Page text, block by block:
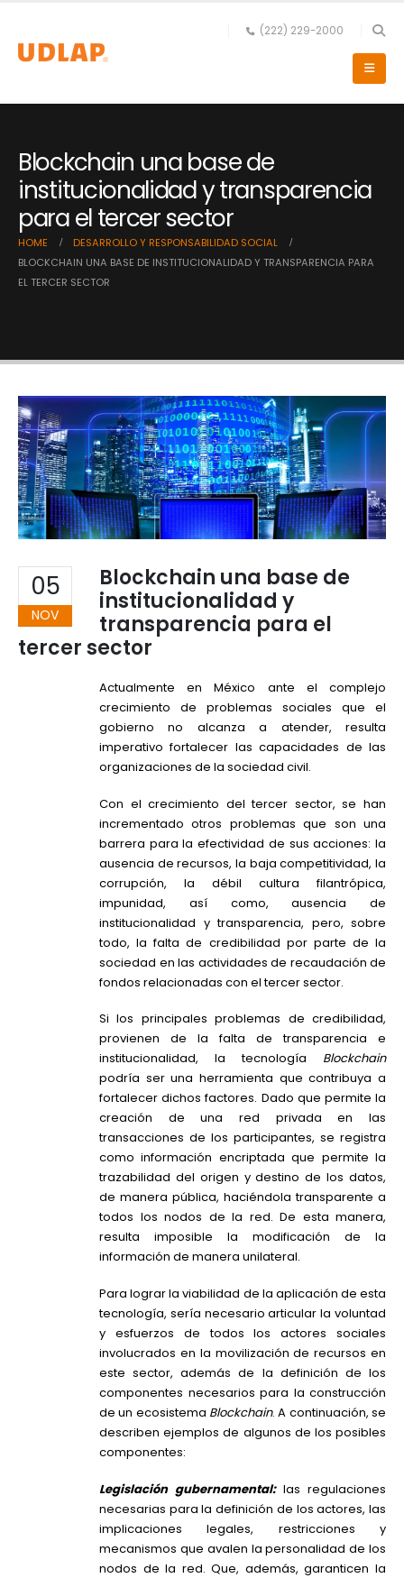
(222) 229-2000
Blockchain una base de
institucionalidad y transparencia
para el tercer sector
HOME
DESARROLLO Y RESPONSABILIDAD SOCIAL
BLOCKCHAIN UNA BASE DE INSTITUCIONALIDAD Y TRANSPARENCIA PARA
EL TERCER SECTOR
05
NOV
Blockchain una base de
institucionalidad y
transparencia para el
tercer sector
Actualmente en México ante el complejo
crecimiento de problemas sociales que el
gobierno no alcanza a atender, resulta
imperativo fortalecer las capacidades de las
organizaciones de la sociedad civil.
Con el crecimiento del tercer sector, se han
incrementado otros problemas que son una
barrera para la efectividad de sus acciones: la
ausencia de recursos, la baja competitividad, la
corrupción, la débil cultura filantrópica,
impunidad, así como, ausencia de
institucionalidad y transparencia, pero, sobre
todo, la falta de credibilidad por parte de la
sociedad en las actividades de recaudación de
fondos relacionadas con el tercer sector.
Si los principales problemas de credibilidad,
provienen de la falta de transparencia e
institucionalidad, la tecnología Blockchain
podría ser una herramienta que contribuya a
fortalecer dichos factores. Dado que permite la
creación de una red privada en las
transacciones de los participantes, se registra
como información encriptada que permite la
trazabilidad del origen y destino de los datos,
de manera pública, haciéndola transparente a
todos los nodos de la red. De esta manera,
resulta imposible la modificación de la
información de manera unilateral.
Para lograr la viabilidad de la aplicación de esta
tecnología, sería necesario articular la voluntad
y esfuerzos de todos los actores sociales
involucrados en la movilización de recursos en
este sector, además de la definición de los
componentes necesarios para la construcción
de un ecosistema Blockchain. A continuación, se
describen ejemplos de algunos de los posibles
componentes:
Legislación gubernamental: las regulaciones
necesarias para la definición de los actores, las
implicaciones legales, restricciones y
mecanismos que avalen la personalidad de los
nodos de la red. Que, además, garanticen la